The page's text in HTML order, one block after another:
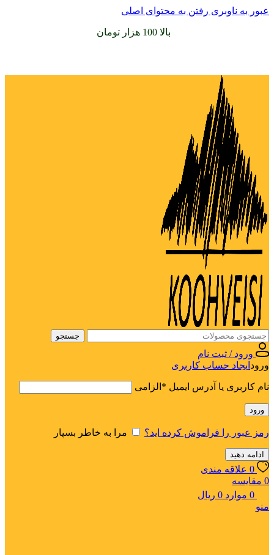
عبور به ناوبری رفتن به محتوای اصلی
بالا 100 هزار تومان
جستجو
ورود / ثبت نام
ورود ایجاد حساب کاربری
نام کاربری یا آدرس ایمیل * الزامی
ورود
رمز عبور را فراموش کرده اید؟ مرا به خاطر بسپار
ادامه دهید
0 علاقه مندی
0 مقایسه
0 موارد 0 ریال
منو